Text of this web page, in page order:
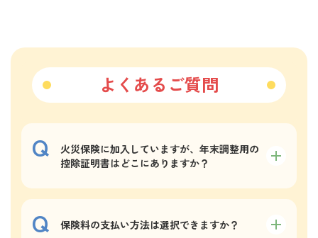
よくあるご質問
火災保険に加入していますが、年末調整用の
控除証明書はどこにありますか？
保険料の支払い方法は選択できますか？